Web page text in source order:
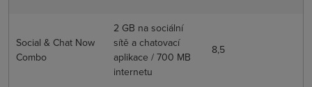
Social & Chat Now
Combo
2 GB na sociální
sítě a chatovací
aplikace / 700 MB
internetu
8,5